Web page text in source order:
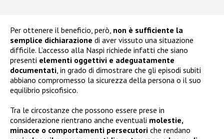
Per ottenere il beneficio, però, non è sufficiente la
semplice dichiarazione di aver vissuto una situazione
difficile. L’accesso alla Naspi richiede infatti che siano
presenti elementi oggettivi e adeguatamente
documentati , in grado di dimostrare che gli episodi subiti
abbiano compromesso la sicurezza della persona o il suo
equilibrio psicofisico.
Tra le circostanze che possono essere prese in
considerazione rientrano anche eventuali molestie,
minacce o comportamenti persecutori che rendano